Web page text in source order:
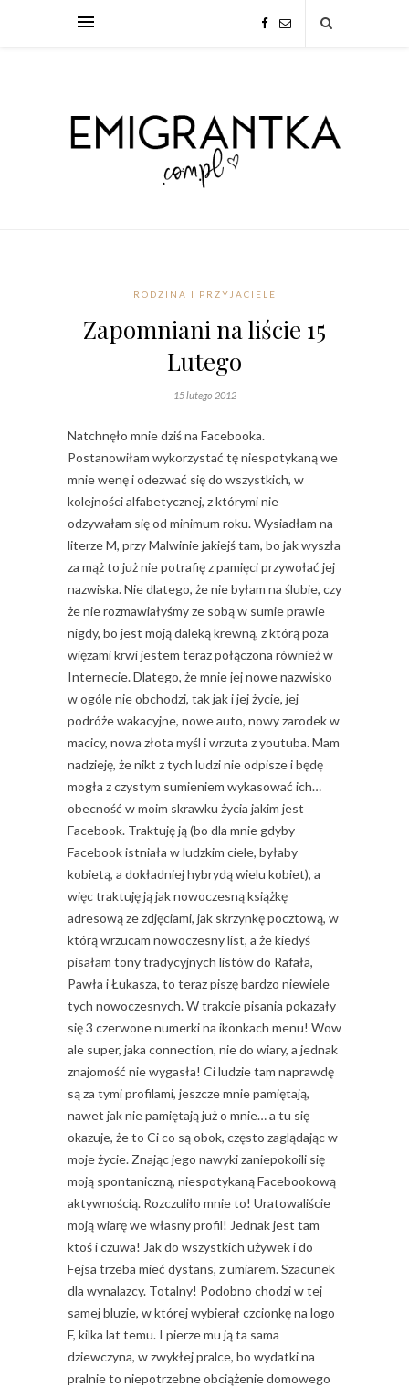
RODZINA I PRZYJACIELE
Zapomniani na liście 15
Lutego
15 lutego 2012
Natchnęło mnie dziś na Facebooka.
Postanowiłam wykorzystać tę niespotykaną we
mnie wenę i odezwać się do wszystkich, w
kolejności alfabetycznej, z którymi nie
odzywałam się od minimum roku. Wysiadłam na
literze M, przy Malwinie jakiejś tam, bo jak wyszła
za mąż to już nie potrafię z pamięci przywołać jej
nazwiska. Nie dlatego, że nie byłam na ślubie, czy
że nie rozmawiałyśmy ze sobą w sumie prawie
nigdy, bo jest moją daleką krewną, z którą poza
więzami krwi jestem teraz połączona również w
Internecie. Dlatego, że mnie jej nowe nazwisko
w ogóle nie obchodzi, tak jak i jej życie, jej
podróże wakacyjne, nowe auto, nowy zarodek w
macicy, nowa złota myśl i wrzuta z youtuba. Mam
nadzieję, że nikt z tych ludzi nie odpisze i będę
mogła z czystym sumieniem wykasować ich…
obecność w moim skrawku życia jakim jest
Facebook. Traktuję ją (bo dla mnie gdyby
Facebook istniała w ludzkim ciele, byłaby
kobietą, a dokładniej hybrydą wielu kobiet), a
więc traktuję ją jak nowoczesną książkę
adresową ze zdjęciami, jak skrzynkę pocztową, w
którą wrzucam nowoczesny list, a że kiedyś
pisałam tony tradycyjnych listów do Rafała,
Pawła i Łukasza, to teraz piszę bardzo niewiele
tych nowoczesnych. W trakcie pisania pokazały
się 3 czerwone numerki na ikonkach menu! Wow
ale super, jaka connection, nie do wiary, a jednak
znajomość nie wygasła! Ci ludzie tam naprawdę
są za tymi profilami, jeszcze mnie pamiętają,
nawet jak nie pamiętają już o mnie… a tu się
okazuje, że to Ci co są obok, często zaglądając w
moje życie. Znając jego nawyki zaniepokoili się
moją spontaniczną, niespotykaną Facebookową
aktywnością. Rozczuliło mnie to! Uratowaliście
moją wiarę we własny profil! Jednak jest tam
ktoś i czuwa! Jak do wszystkich używek i do
Fejsa trzeba mieć dystans, z umiarem. Szacunek
dla wynalazcy. Totalny! Podobno chodzi w tej
samej bluzie, w której wybierał czcionkę na logo
F, kilka lat temu. I pierze mu ją ta sama
dziewczyna, w zwykłej pralce, bo wydatki na
pralnie to niepotrzebne obciążenie domowego